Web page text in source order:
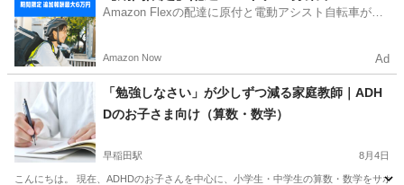
Amazon Flexの配達に原付と電動アシスト自転車が登
Amazon Now Ad
「勉強しなさい」が少しずつ減る家庭教師｜ADH
Dのお子さま向け（算数・数学）
早稲田駅 8月4日
こんにちは。 現在、ADHDのお子さんを中心に、小学生・中学生の算数・数学をサ